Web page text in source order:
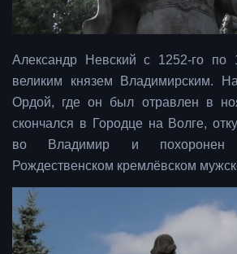
Александр Невский с 1252-го по
великим князем Владимирским.
Ордой, где он был отравлен в
скончался в Городце на Волге,
во Владимир и похоронен
Рождественском кремлёвском